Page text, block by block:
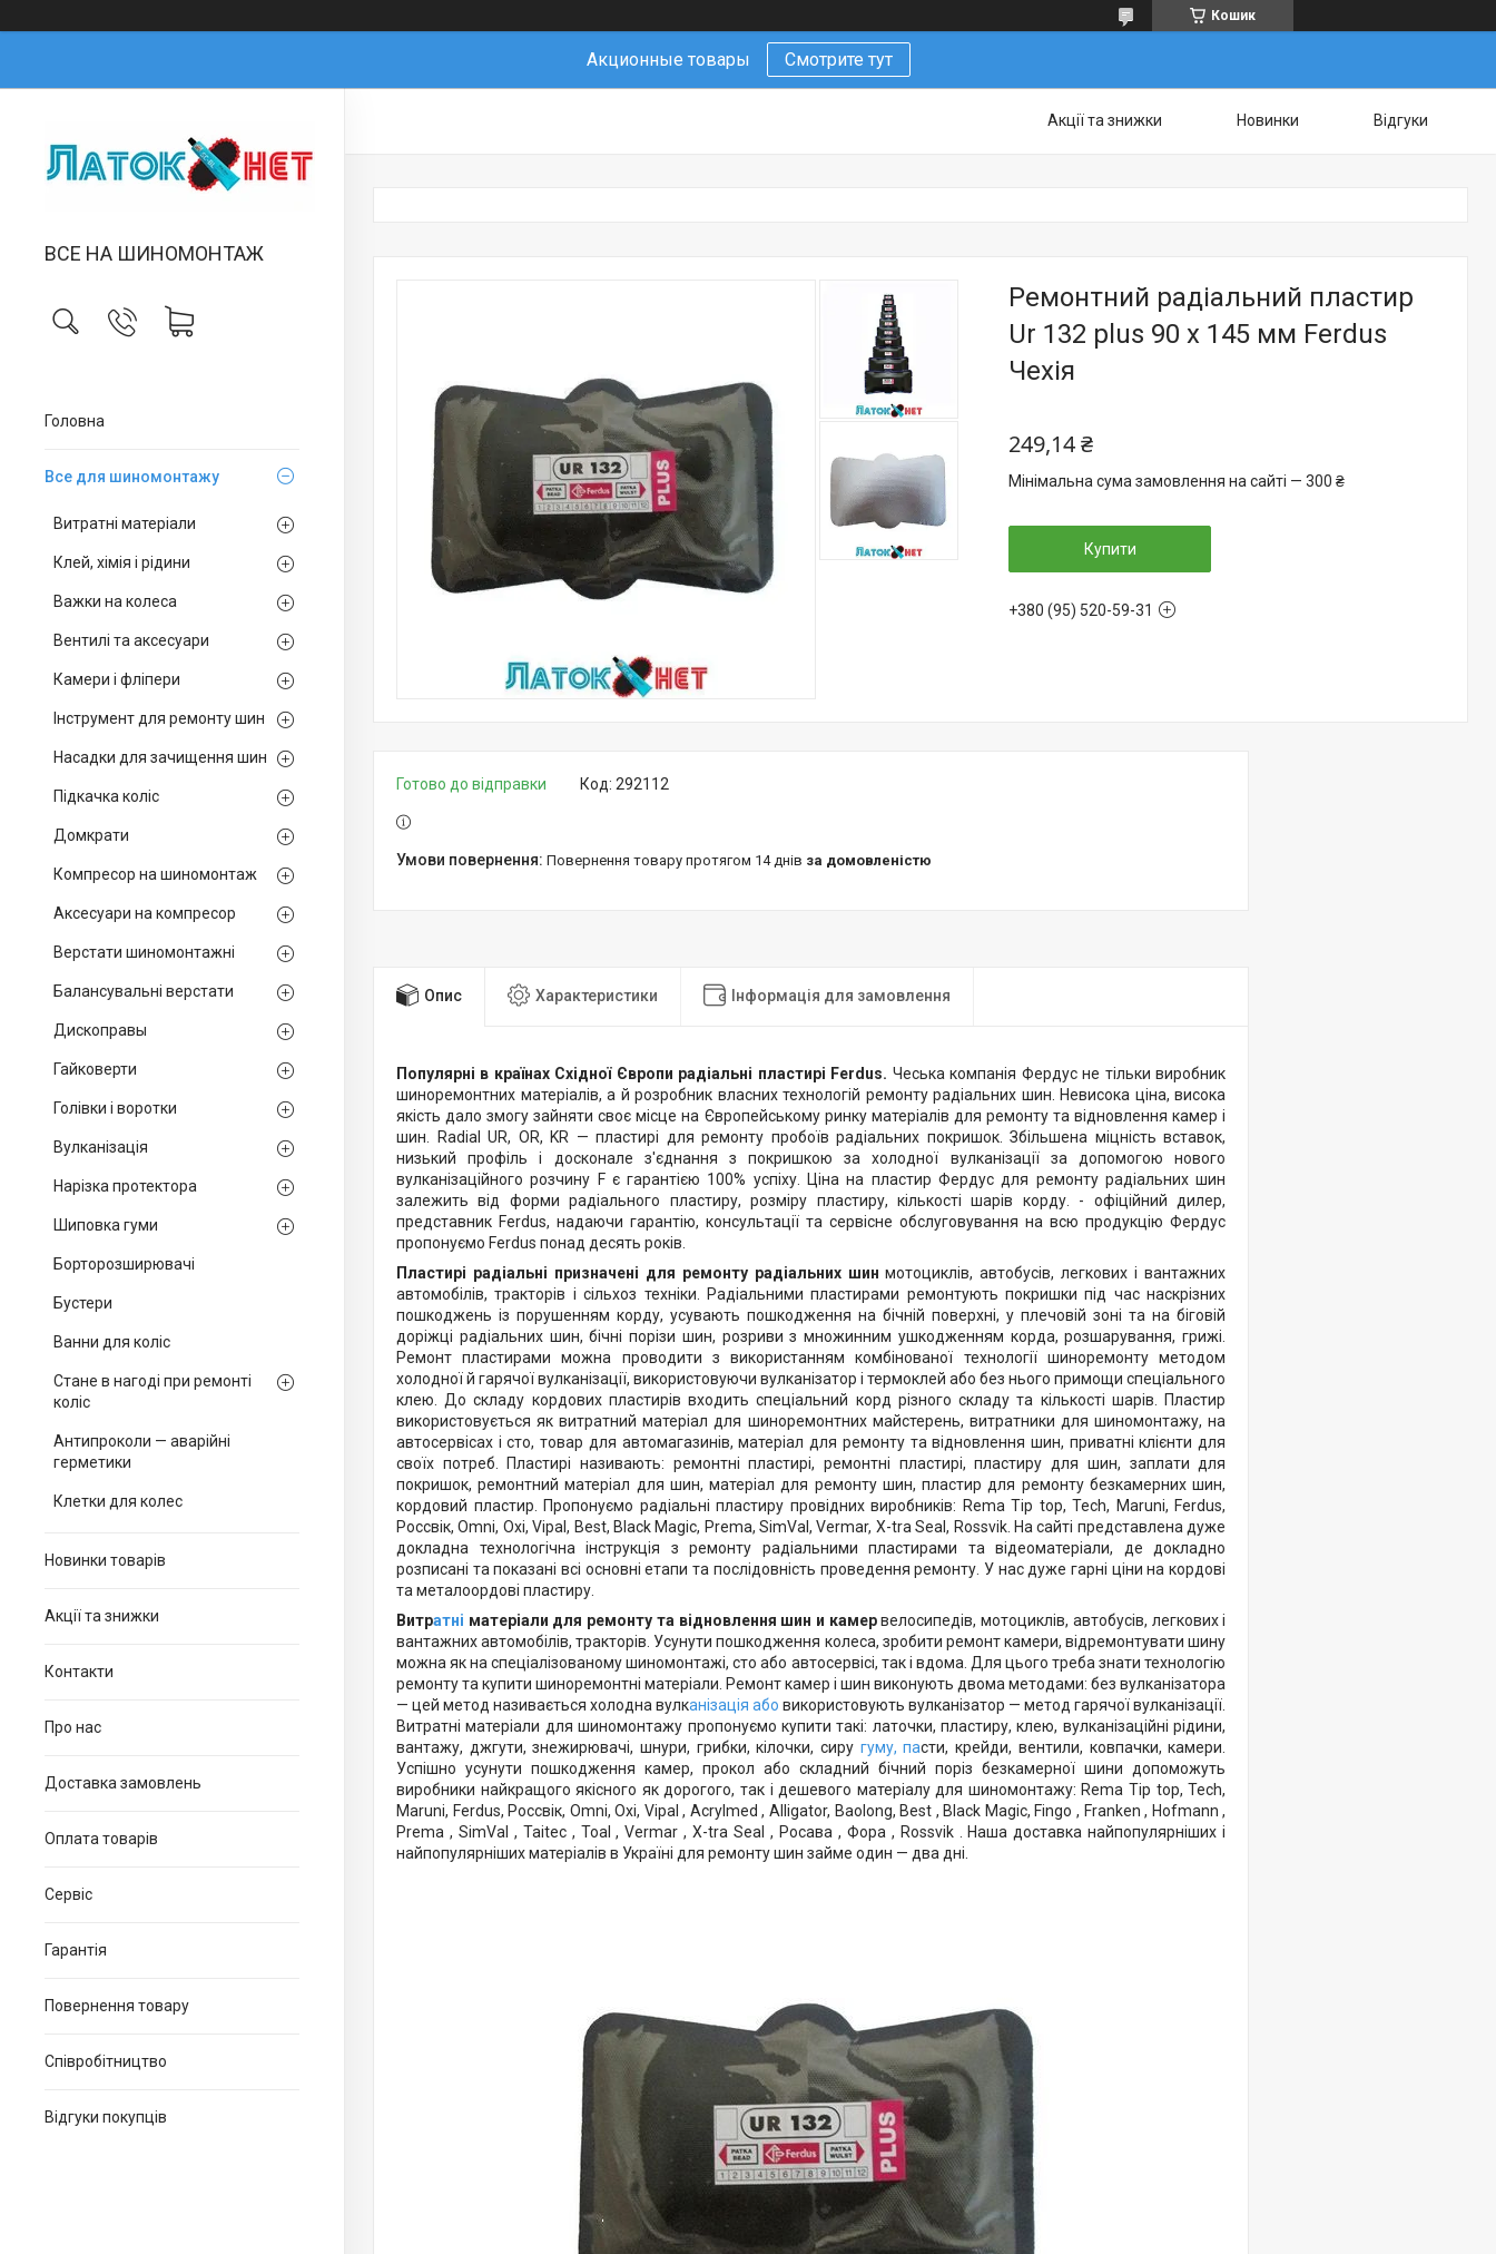
Кошик
Акционные товары Смотрите тут
ВСЕ НА ШИНОМОНТАЖ
Головна
Все для шиномонтажу
Витратні матеріали
Клей, хімія і рідини
Важки на колеса
Вентилі та аксесуари
Камери і фліпери
Інструмент для ремонту шин
Насадки для зачищення шин
Підкачка коліс
Домкрати
Компресор на шиномонтаж
Аксесуари на компресор
Верстати шиномонтажні
Балансувальні верстати
Дископравы
Гайковерти
Голівки і воротки
Вулканізація
Нарізка протектора
Шиповка гуми
Борторозширювачі
Бустери
Ванни для коліс
Стане в нагоді при ремонті
коліс
Антипроколи — аварійні
герметики
Клетки для колес
Новинки товарів
Акції та знижки
Контакти
Про нас
Доставка замовлень
Оплата товарів
Сервіс
Гарантія
Повернення товару
Співробітництво
Відгуки покупців
Акції та знижки Новинки Відгуки
Ремонтний радіальний пластир
Ur 132 plus 90 x 145 мм Ferdus
Чехія
249,14 ₴
Мінімальна сума замовлення на сайті — 300 ₴
Купити
+380 (95) 520-59-31
Готово до відправки Код: 292112
повернення товару протягом 14 днів за домовленістю
Опис Характеристики Інформація для замовлення
Популярні в країнах Східної Європи радіальні пластирі Ferdus. Чеська компанія Фердус не тільки виробник
шиноремонтних матеріалів, а й розробник власних технологій ремонту радіальних шин. Невисока ціна, висока
якість дало змогу зайняти своє місце на Європейському ринку матеріалів для ремонту та відновлення камер і
шин. Radial UR, OR, KR — пластирі для ремонту пробоїв радіальних покришок. Збільшена міцність вставок,
низький профіль і досконале з'єднання з покришкою за холодної вулканізації за допомогою нового
вулканізаційного розчину F є гарантією 100% успіху. Ціна на пластир Фердус для ремонту радіальних шин
залежить від форми радіального пластиру, розміру пластиру, кількості шарів корду. - офіційний дилер,
представник Ferdus, надаючи гарантію, консультації та сервісне обслуговування на всю продукцію Фердус
пропонуємо Ferdus понад десять років.
Пластирі радіальні призначені для ремонту радіальних шин мотоциклів, автобусів, легкових і вантажних
автомобілів, тракторів і сільхоз техніки. Радіальними пластирами ремонтують покришки під час наскрізних
пошкоджень із порушенням корду, усувають пошкодження на бічній поверхні, у плечовій зоні та на біговій
доріжці радіальних шин, бічні порізи шин, розриви з множинним ушкодженням корда, розшарування, грижі.
Ремонт пластирами можна проводити з використанням комбінованої технології шиноремонту методом
холодної й гарячої вулканізації, використовуючи вулканізатор і термоклей або без нього примощи спеціального
клею. До складу кордових пластирів входить спеціальний корд різного складу та кількості шарів. Пластир
використовується як витратний матеріал для шиноремонтних майстерень, витратники для шиномонтажу, на
автосервісах і сто, товар для автомагазинів, матеріал для ремонту та відновлення шин, приватні клієнти для
своїх потреб. Пластирі називають: ремонтні пластирі, ремонтні пластирі, пластиру для шин, заплати для
покришок, ремонтний матеріал для шин, матеріал для ремонту шин, пластир для ремонту безкамерних шин,
кордовий пластир. Пропонуємо радіальні пластиру провідних виробників: Rema Tip top, Tech, Maruni, Ferdus,
Россвік, Omni, Oxi, Vipal, Best, Black Magic, Prema, SimVal, Vermar, X-tra Seal, Rossvik. На сайті представлена дуже
докладна технологічна інструкція з ремонту радіальними пластирами та відеоматеріали, де докладно
розписані та показані всі основні етапи та послідовність проведення ремонту. У нас дуже гарні ціни на кордові
та металоордові пластиру.
Витратні матеріали для ремонту та відновлення шин и камервелосипедів, мотоциклів, автобусів, легкових і
вантажних автомобілів, тракторів. Усунути пошкодження колеса, зробити ремонт камери, відремонтувати шину
можна як на спеціалізованому шиномонтажі, сто або автосервісі, так і вдома. Для цього треба знати технологію
ремонту та купити шиноремонтні матеріали. Ремонт камер і шин виконують двома методами: без вулканізатора
— цей метод називається холодна вулканізація або використовують вулканізатор — метод гарячої вулканізації.
Витратні матеріали для шиномонтажу пропонуємо купити такі: латочки, пластиру, клею, вулканізаційні рідини,
вантажу, джгути, знежирювачі, шнури, грибки, кілочки, сиру гуму, пасти, крейди, вентили, ковпачки, камери.
Успішно усунути пошкодження камер, прокол або складний бічний поріз безкамерної шини допоможуть
виробники найкращого якісного як дорогого, так і дешевого матеріалу для шиномонтажу: Rema Tip top, Tech,
Maruni, Ferdus, Россвік, Omni, Oxi, Vipal , Acrylmed , Alligator, Baolong, Best , Black Magic, Fingo , Franken , Hofmann ,
Prema , SimVal , Taitec , Toal , Vermar , X-tra Seal , Росава , Фора , Rossvik . Наша доставка найпопулярніших і
найпопулярніших матеріалів в Україні для ремонту шин займе один — два дні.